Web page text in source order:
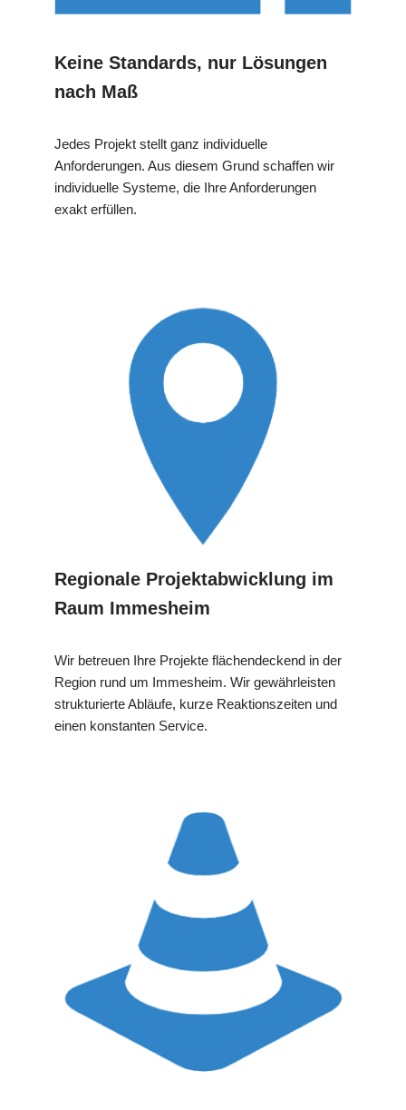
Keine Standards, nur Lösungen
nach Maß
Jedes Projekt stellt ganz individuelle
Anforderungen. Aus diesem Grund schaffen wir
individuelle Systeme, die Ihre Anforderungen
exakt erfüllen.
Regionale Projektabwicklung im
Raum Immesheim
Wir betreuen Ihre Projekte flächendeckend in der
Region rund um Immesheim. Wir gewährleisten
strukturierte Abläufe, kurze Reaktionszeiten und
einen konstanten Service.